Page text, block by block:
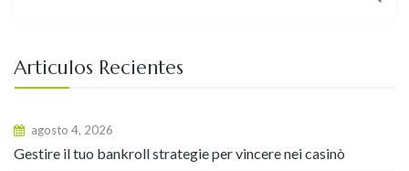
Articulos Recientes
agosto 4, 2026
Gestire il tuo bankroll strategie per vincere nei casinò